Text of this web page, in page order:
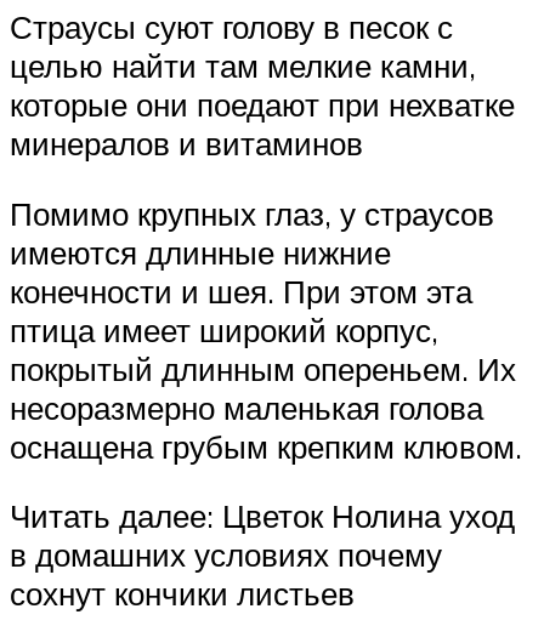
Страусы суют голову в песок с
целью найти там мелкие камни,
которые они поедают при нехватке
минералов и витаминов
Помимо крупных глаз, у страусов
имеются длинные нижние
конечности и шея. При этом эта
птица имеет широкий корпус,
покрытый длинным опереньем. Их
несоразмерно маленькая голова
оснащена грубым крепким клювом.
Читать далее: Цветок Нолина уход
в домашних условиях почему
сохнут кончики листьев